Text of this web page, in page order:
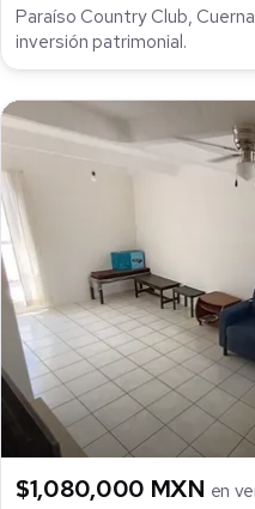
Paraíso Country Club,
inversión patrimonial.
$1,080,000 MXN en